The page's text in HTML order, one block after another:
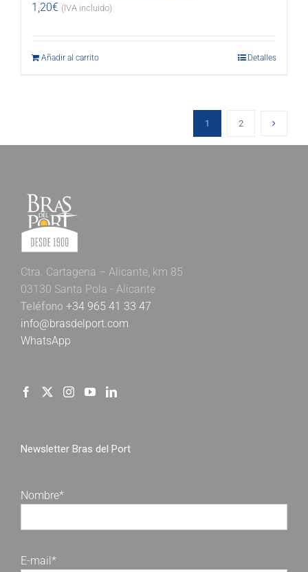
1,20€ (IVA incluido)
Añadir al carrito Detalles
1 2
Ctra. Cartagena – Alicante, km 85
03130 Santa Pola - Alicante
Teléfono +34 965 41 33 47
info@brasdelport.com
WhatsApp
Newsletter Bras del Port
Nombre*
E-mail*